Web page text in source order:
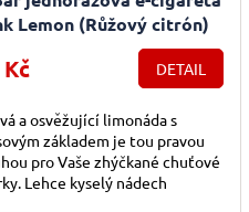
Lemon (Růžový citrón)
DETAIL
a osvěžující limonáda s
základem je tou pravou
pro Vaše zhýčkané chuťové
Lehce kyselý nádech